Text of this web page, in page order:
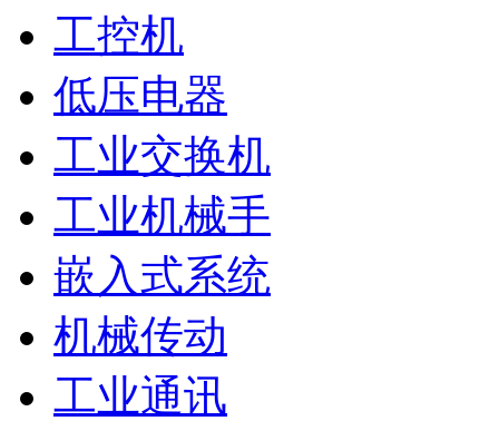
工控机
低压电器
工业交换机
工业机械手
嵌入式系统
机械传动
工业通讯